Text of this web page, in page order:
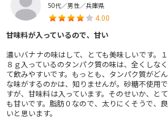
50代／男性／兵庫県
4.00
甘味料が入っているので、甘い
濃いバナナの味はして、とても美味しいです。１
８ｇ入っているのタンパク質の味は、全くしなく
て飲みやすいです。もっとも、タンパク質がどん
な味がするのかは、知りませんが。砂糖不使用で
すが、甘味料は入っています。そのせいか、とて
も甘いです。脂肪０なので、太りにくそうで、良
いと思います。